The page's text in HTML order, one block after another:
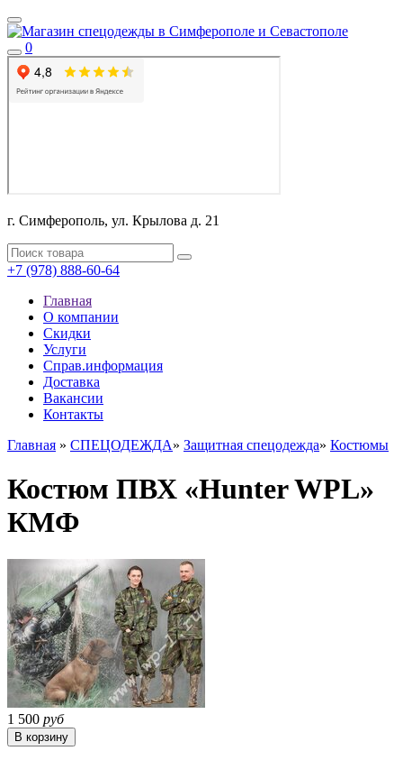
0
г. Симферополь, ул. Крылова д. 21
+7 (978) 888-60-64
Главная
О компании
Скидки
Услуги
Справ.информация
Доставка
Вакансии
Контакты
Главная » СПЕЦОДЕЖДА» Защитная спецодежда» Костюмы
Костюм ПВХ «Hunter WPL»
КМФ
1 500 руб